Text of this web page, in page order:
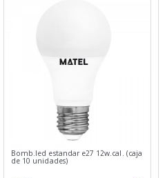
Bomb.led estandar e27 12w.cal. (caja
de 10 unidades)